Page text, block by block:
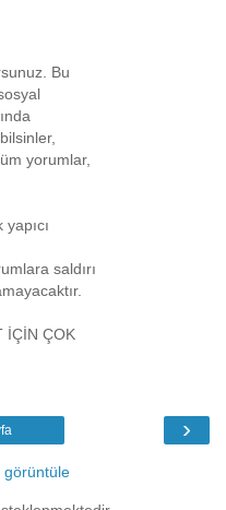
Bu
yorumlar,
saldırı
İÇİN ÇOK
›
görüntüle